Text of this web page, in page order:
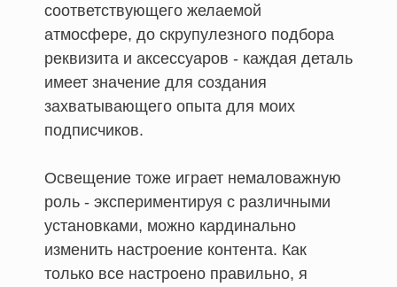
соответствующего желаемой
атмосфере, до скрупулезного подбора
реквизита и аксессуаров - каждая деталь
имеет значение для создания
захватывающего опыта для моих
подписчиков.
Освещение тоже играет немаловажную
роль - экспериментируя с различными
установками, можно кардинально
изменить настроение контента. Как
только все настроено правильно, я